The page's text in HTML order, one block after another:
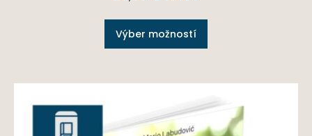
Výber možností